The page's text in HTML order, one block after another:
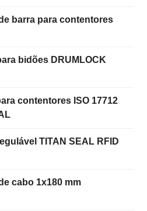
barra para contentores
bidões DRUMLOCK
contentores ISO 17712
TITAN SEAL RFID
cabo 1x180 mm